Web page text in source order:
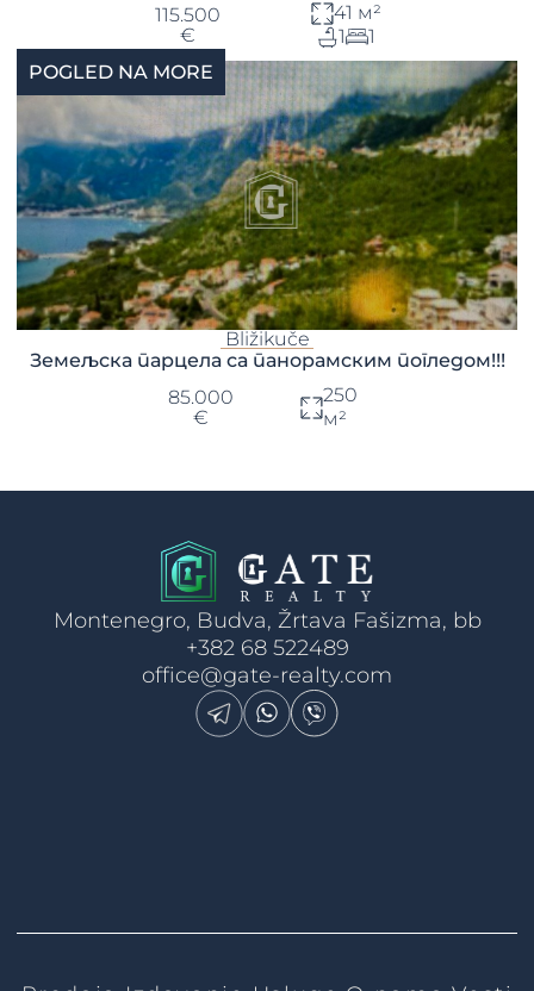
115.500
€
41 м²
1
1
POGLED NA MORE
Bližikuče
Земељска парцела са панорамским погледом!!!
85.000
€
250
м²
Montenegro, Budva, Žrtava Fašizma, bb
+382 68 522489
office@gate-realty.com